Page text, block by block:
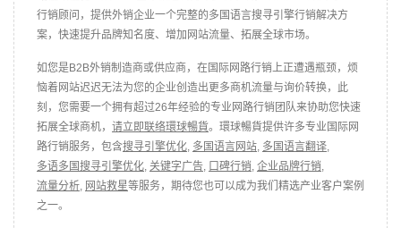
行销顾问，提供外销企业一个完整的多国语言搜寻引擎行销解决方
案，快速提升品牌知名度、增加网站流量、拓展全球市场。
如您是B2B外销制造商或供应商，在国际网路行销上正遭遇瓶颈，烦
恼着网站迟迟无法为您的企业创造出更多商机流量与询价转换，此
刻，您需要一个拥有超过26年经验的专业网路行销团队来协助您快速
拓展全球商机， 请立即联络環球暢貨。環球暢貨提供许多专业国际网
路行销服务，包含搜寻引擎优化 多国语言网站 多国语言翻译
多语多国搜寻引擎优化 关键字广告 口碑行销 企业品牌行销
流量分析 网站救星等服务，期待您也可以成为我们精选产业客户案例
之一。